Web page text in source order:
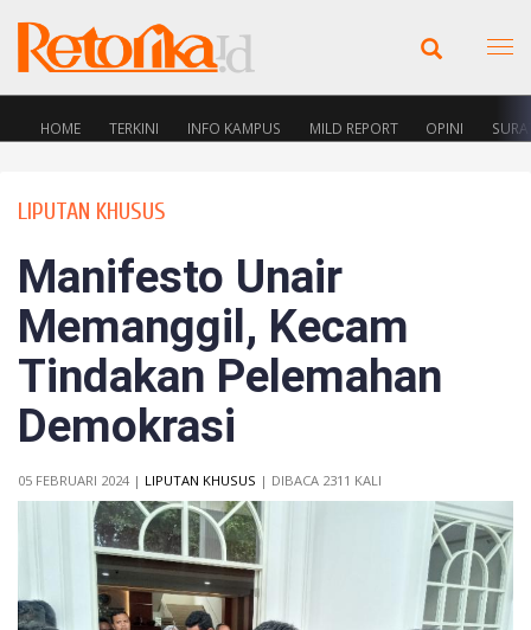
HOME TERKINI INFO KAMPUS MILD REPORT OPINI
LIPUTAN KHUSUS
Manifesto Unair
Memanggil, Kecam
Tindakan Pelemahan
Demokrasi
05 FEBRUARI 2024 | LIPUTAN KHUSUS | DIBACA 2311 KALI